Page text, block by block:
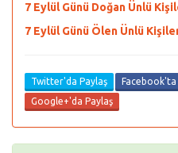
7 Eylül Günü Doğan Ünlü
7 Eylül Günü Ölen Ünlü
Twitter'da Paylaş Facebook'ta
Google+'da Paylaş